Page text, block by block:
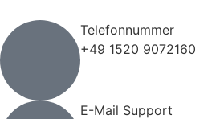
Telefonnummer
+49 1520 9072160
E-Mail Support